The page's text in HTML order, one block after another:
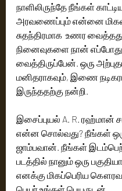
நாளிலிருந்தே நீங்கள்
அரவணைப்பும் என்னை
சுதந்திரமாக  உணர
நினைவுகளை நான்
வைத்திருப்பேன். ஒரு
மனிதராகவும், இணை
இருந்ததற்கு நன்றி.
இசைப்புயல் A. R. ரஹ்மான்
என்ன சொல்வது? நீங்கள்
ஜாம்பவான். நீங்கள்
படத்தில் நானும் ஒரு
எனக்கு மிகப்பெரிய
பெயர் உங்கள் பெயருடன்